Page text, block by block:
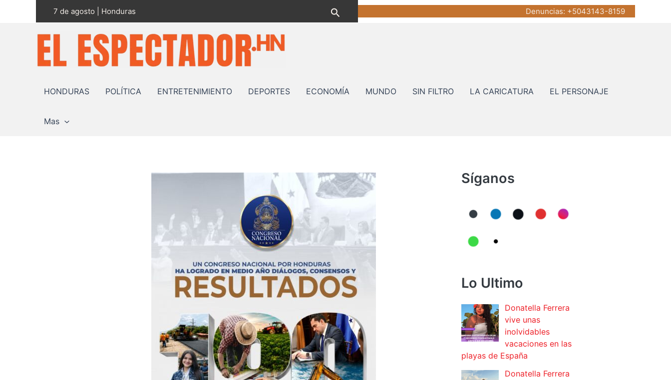
7 de agosto | Honduras Buscar Denuncias: +5043143-8159
HONDURAS POLÍTICA ENTRETENIMIENTO DEPORTES ECONOMÍA MUNDO SIN FILTRO LA CARICATURA EL PERSONAJE
Mas
Síganos
Lo Ultimo
Donatella Ferrera
vive unas
inolvidables
vacaciones en las
playas de España
Donatella Ferrera